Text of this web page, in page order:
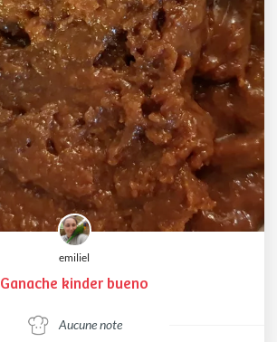
emiliel
Ganache kinder bueno
Aucune note